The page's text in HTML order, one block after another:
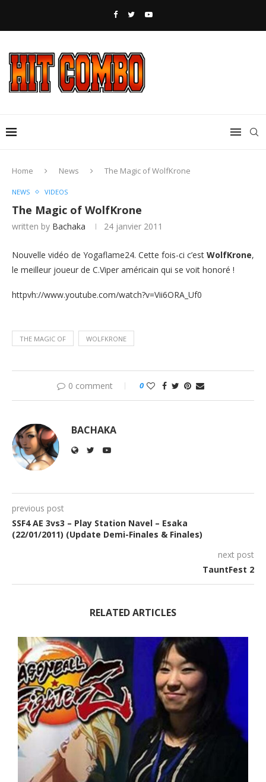
Home News The Magic of WolfKrone
NEWS VIDEOS
The Magic of WolfKrone
written by Bachaka 24 janvier 2011
Nouvelle vidéo de Yogaflame24. Cette fois-ci c’est WolfKrone,
le meilleur joueur de C.Viper américain qui se voit honoré !
httpvh://www.youtube.com/watch?v=Vii6ORA_Uf0
THE MAGIC OF WOLFKRONE
0 comment 0
BACHAKA
previous post
SSF4 AE 3vs3 – Play Station Navel – Esaka
(22/01/2011) (Update Demi-Finales & Finales)
next post
TauntFest 2
RELATED ARTICLES